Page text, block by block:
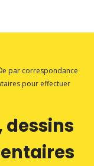
par correspondance
pour effectuer
dessins